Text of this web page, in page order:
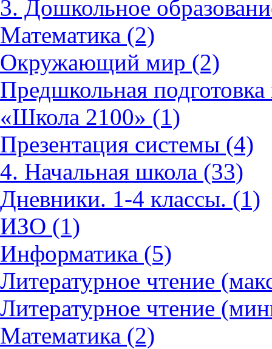
3. Дошкольное
Математика (2)
Окружающий мир (2)
Предшкольная
«Школа 2100» (1)
Презентация системы (4)
4. Начальная школа (33)
Дневники. 1-4 классы. (1)
ИЗО (1)
Информатика (5)
Литературное чтение
Литературное чтение
Математика (2)